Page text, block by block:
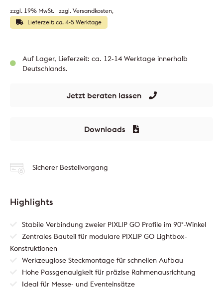
zzgl. 19% MwSt. zzgl. Versandkosten
Lieferzeit: ca. 4-5 Werktage
Auf Lager, Lieferzeit: ca. 12-14 Werktage innerhalb
Deutschlands.
Jetzt beraten lassen
Downloads
Sicherer Bestellvorgang
Highlights
Stabile Verbindung zweier PIXLIP GO Profile im 90°-Winkel
Zentrales Bauteil für modulare PIXLIP GO Lightbox-
Konstruktionen
Werkzeuglose Steckmontage für schnellen Aufbau
Hohe Passgenauigkeit für präzise Rahmenausrichtung
Ideal für Messe- und Eventeinsätze